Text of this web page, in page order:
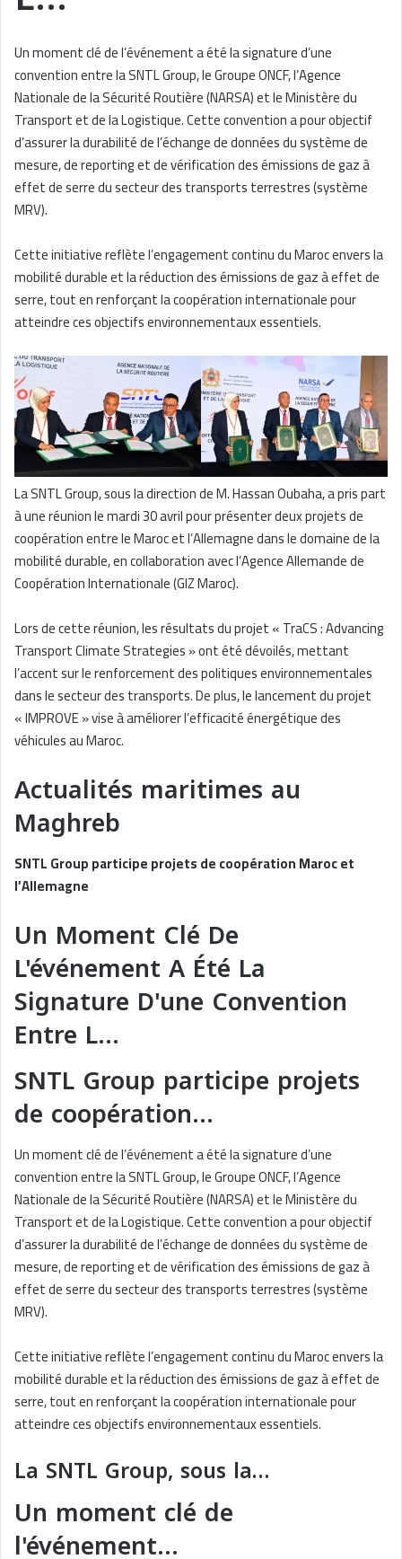
Un moment clé de l’événement a été la signature d’une
convention entre la SNTL Group, le Groupe ONCF, l’Agence
Nationale de la Sécurité Routière (NARSA) et le Ministère du
Transport et de la Logistique. Cette convention a pour objectif
d’assurer la durabilité de l’échange de données du système de
mesure, de reporting et de vérification des émissions de gaz à
effet de serre du secteur des transports terrestres (système
MRV).
Cette initiative reflète l’engagement continu du Maroc envers la
mobilité durable et la réduction des émissions de gaz à effet de
serre, tout en renforçant la coopération internationale pour
atteindre ces objectifs environnementaux essentiels.
La SNTL Group, sous la direction de M. Hassan Oubaha, a pris part
à une réunion le mardi 30 avril pour présenter deux projets de
coopération entre le Maroc et l’Allemagne dans le domaine de la
mobilité durable, en collaboration avec l’Agence Allemande de
Coopération Internationale (GIZ Maroc).
Lors de cette réunion, les résultats du projet « TraCS : Advancing
Transport Climate Strategies » ont été dévoilés, mettant
l’accent sur le renforcement des politiques environnementales
dans le secteur des transports. De plus, le lancement du projet
« IMPROVE » vise à améliorer l’efficacité énergétique des
véhicules au Maroc.
Actualités maritimes au
Maghreb
SNTL Group participe projets de coopération Maroc et
l’Allemagne
Un Moment Clé De
L'événement A Été La
Signature D'une Convention
Entre L…
SNTL Group participe projets
de coopération…
Un moment clé de l’événement a été la signature d’une
convention entre la SNTL Group, le Groupe ONCF, l’Agence
Nationale de la Sécurité Routière (NARSA) et le Ministère du
Transport et de la Logistique. Cette convention a pour objectif
d’assurer la durabilité de l’échange de données du système de
mesure, de reporting et de vérification des émissions de gaz à
effet de serre du secteur des transports terrestres (système
MRV).
Cette initiative reflète l’engagement continu du Maroc envers la
mobilité durable et la réduction des émissions de gaz à effet de
serre, tout en renforçant la coopération internationale pour
atteindre ces objectifs environnementaux essentiels.
La SNTL Group, sous la…
Un moment clé de
l'événement…